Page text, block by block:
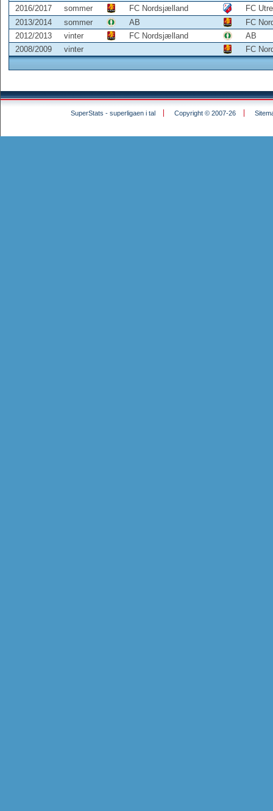
2016/2017
sommer FC Nordsjælland
FC
2013/2014
sommer AB
FC
2012/2013
vinter FC Nordsjælland
AB
2008/2009
vinter FC
SuperStats - superligaen i tal Copyright © 2007-26